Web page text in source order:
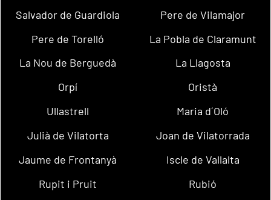
Salvador de Guardiola
Pere de Vilamajor
Pere de Torelló
La Pobla de Claramunt
La Nou de Berguedà
La Llagosta
Orpí
Oristà
Ullastrell
Maria d´Oló
Julià de Vilatorta
Joan de Vilatorrada
Jaume de Frontanyà
Iscle de Vallalta
Rupit i Pruit
Rubió